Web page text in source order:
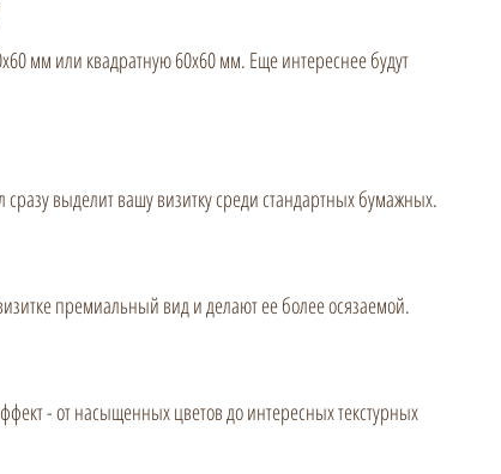
мм или квадратную 60x60 мм. Еще интереснее будут
выделит вашу визитку среди стандартных бумажных.
премиальный вид и делают ее более осязаемой.
- от насыщенных цветов до интересных текстурных